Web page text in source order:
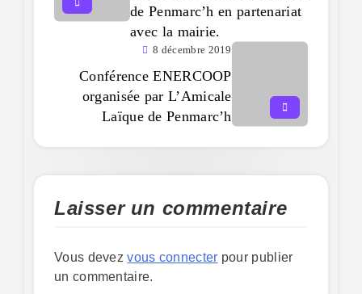
de Penmarc’h en partenariat
avec la mairie.
8 décembre 2019
Conférence ENERCOOP
organisée par L’Amicale
Laïque de Penmarc’h
Laisser un commentaire
Vous devezvous connecter pour publier
un commentaire.